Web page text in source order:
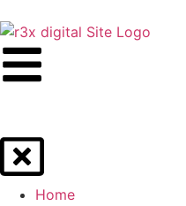
Home